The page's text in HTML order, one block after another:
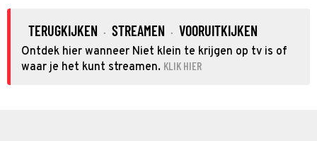
TERUGKIJKEN · STREAMEN · VOORUITKIJKEN
Ontdek hier wanneer Niet klein te krijgen op tv is of
waar je het kunt streamen. KLIK HIER